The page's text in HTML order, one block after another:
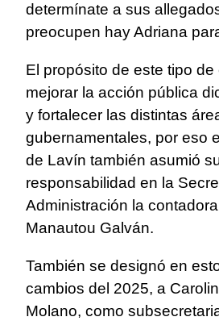
determínate a sus
preocupen hay Adriana
El propósito de este tipo
mejorar la acción pública
y fortalecer las distintas
gubernamentales, por eso
de Lavín también asumió
responsabilidad en la
Administración la
Manautou Galván.
También se designó en
cambios del 2025, a
Molano, como